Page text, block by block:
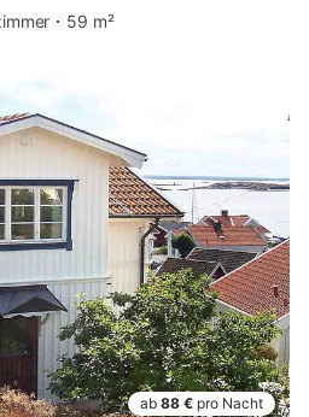
59 m²
ab 88 € pro Nacht